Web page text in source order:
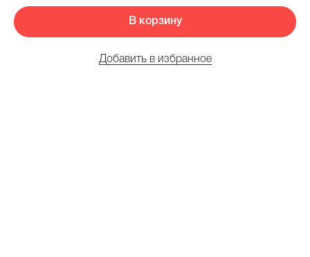
В корзину
Добавить в избранное